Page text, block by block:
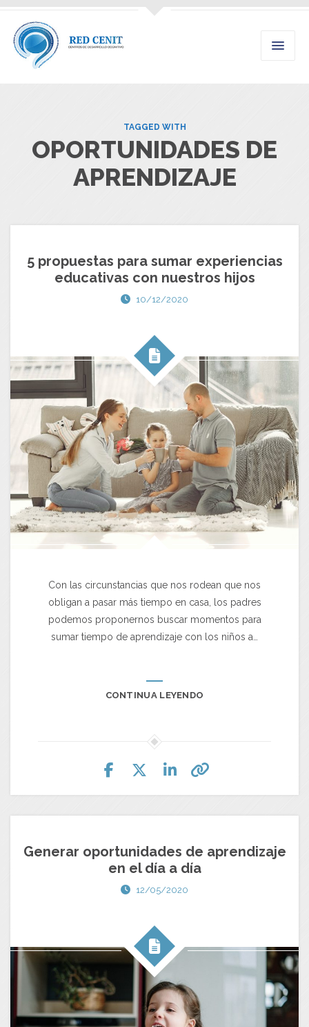
TAGGED WITH
OPORTUNIDADES DE
APRENDIZAJE
5 propuestas para sumar experiencias
educativas con nuestros hijos
10/12/2020
Con las circunstancias que nos rodean que nos
obligan a pasar más tiempo en casa, los padres
podemos proponernos buscar momentos para
sumar tiempo de aprendizaje con los niños a…
CONTINUA LEYENDO
Generar oportunidades de aprendizaje
en el día a día
12/05/2020